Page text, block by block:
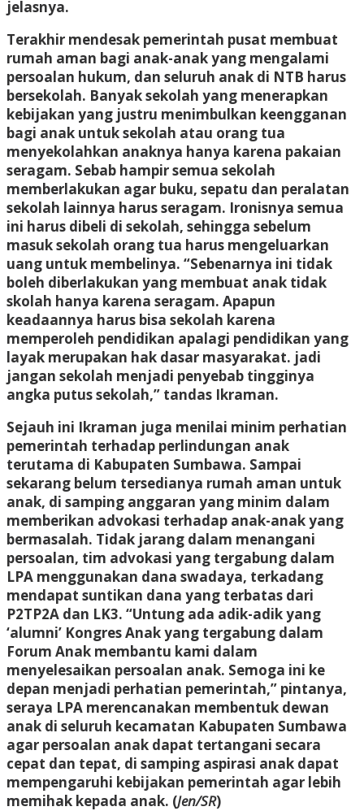
jelasnya.
Terakhir mendesak pemerintah pusat membuat
rumah aman bagi anak-anak yang mengalami
persoalan hukum, dan seluruh anak di NTB harus
bersekolah. Banyak sekolah yang menerapkan
kebijakan yang justru menimbulkan keengganan
bagi anak untuk sekolah atau orang tua
menyekolahkan anaknya hanya karena pakaian
seragam. Sebab hampir semua sekolah
memberlakukan agar buku, sepatu dan peralatan
sekolah lainnya harus seragam. Ironisnya semua
ini harus dibeli di sekolah, sehingga sebelum
masuk sekolah orang tua harus mengeluarkan
uang untuk membelinya. “Sebenarnya ini tidak
boleh diberlakukan yang membuat anak tidak
skolah hanya karena seragam. Apapun
keadaannya harus bisa sekolah karena
memperoleh pendidikan apalagi pendidikan yang
layak merupakan hak dasar masyarakat. jadi
jangan sekolah menjadi penyebab tingginya
angka putus sekolah,” tandas Ikraman.
Sejauh ini Ikraman juga menilai minim perhatian
pemerintah terhadap perlindungan anak
terutama di Kabupaten Sumbawa. Sampai
sekarang belum tersedianya rumah aman untuk
anak, di samping anggaran yang minim dalam
memberikan advokasi terhadap anak-anak yang
bermasalah. Tidak jarang dalam menangani
persoalan, tim advokasi yang tergabung dalam
LPA menggunakan dana swadaya, terkadang
mendapat suntikan dana yang terbatas dari
P2TP2A dan LK3. “Untung ada adik-adik yang
‘alumni’ Kongres Anak yang tergabung dalam
Forum Anak membantu kami dalam
menyelesaikan persoalan anak. Semoga ini ke
depan menjadi perhatian pemerintah,” pintanya,
seraya LPA merencanakan membentuk dewan
anak di seluruh kecamatan Kabupaten Sumbawa
agar persoalan anak dapat tertangani secara
cepat dan tepat, di samping aspirasi anak dapat
mempengaruhi kebijakan pemerintah agar lebih
memihak kepada anak. (Jen/SR)